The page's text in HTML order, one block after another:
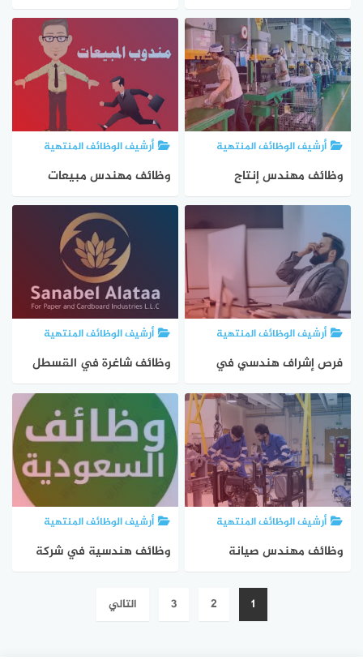
القسطل لدى شركة صناعية
وكهرباء في عمان
أرشيف الوظائف المنتهية
وظائف مهندس إنتاج
ميكانيك في جدة لدى شركة
صناعية
أرشيف الوظائف المنتهية
وظائف مهندس مبيعات
ميكانيك في الرياض بشركة
صناعية كبرى
أرشيف الوظائف المنتهية
فرص إشراف هندسي في
مشروع معان الشيديه – سكن
ووجبات وسيارة متوفرة
أرشيف الوظائف المنتهية
وظائف شاغرة في القسطل
الصناعية | فني ميكانيك
ومهندس ميكانيك – توظيف
فوري
أرشيف الوظائف المنتهية
وظائف مهندس صيانة
رواتب مجزية وتوظيف فوري
أرشيف الوظائف المنتهية
وظائف هندسية في شركة
وميكانيك
1
2
3 التالي